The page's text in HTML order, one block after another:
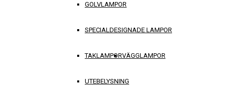
GOLVLAMPOR
SPECIALDESIGNADE LAMPOR
TAKLAMPORVÄGGLAMPOR
UTEBELYSNING